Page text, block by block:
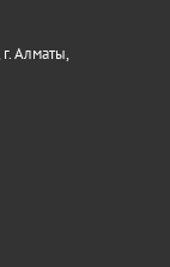
Алматы,